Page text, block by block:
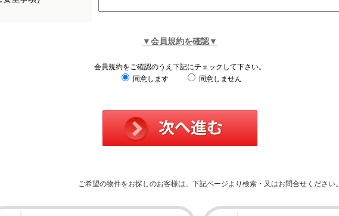
▼会員規約を確認▼
会員規約をご確認のうえ下記にチェックして下さい。
同意します
同意しません
ご希望の物件をお探しのお客様は、下記ページより検索・又はお問合せください。